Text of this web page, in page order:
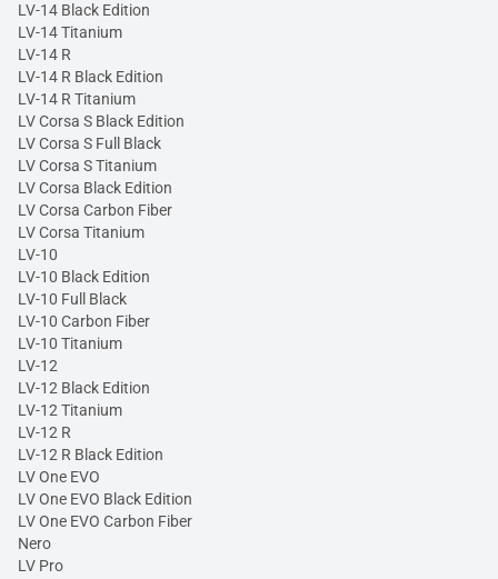
LV-14 Black Edition
LV-14 Titanium
LV-14 R
LV-14 R Black Edition
LV-14 R Titanium
LV Corsa S Black Edition
LV Corsa S Full Black
LV Corsa S Titanium
LV Corsa Black Edition
LV Corsa Carbon Fiber
LV Corsa Titanium
LV-10
LV-10 Black Edition
LV-10 Full Black
LV-10 Carbon Fiber
LV-10 Titanium
LV-12
LV-12 Black Edition
LV-12 Titanium
LV-12 R
LV-12 R Black Edition
LV One EVO
LV One EVO Black Edition
LV One EVO Carbon Fiber
Nero
LV Pro